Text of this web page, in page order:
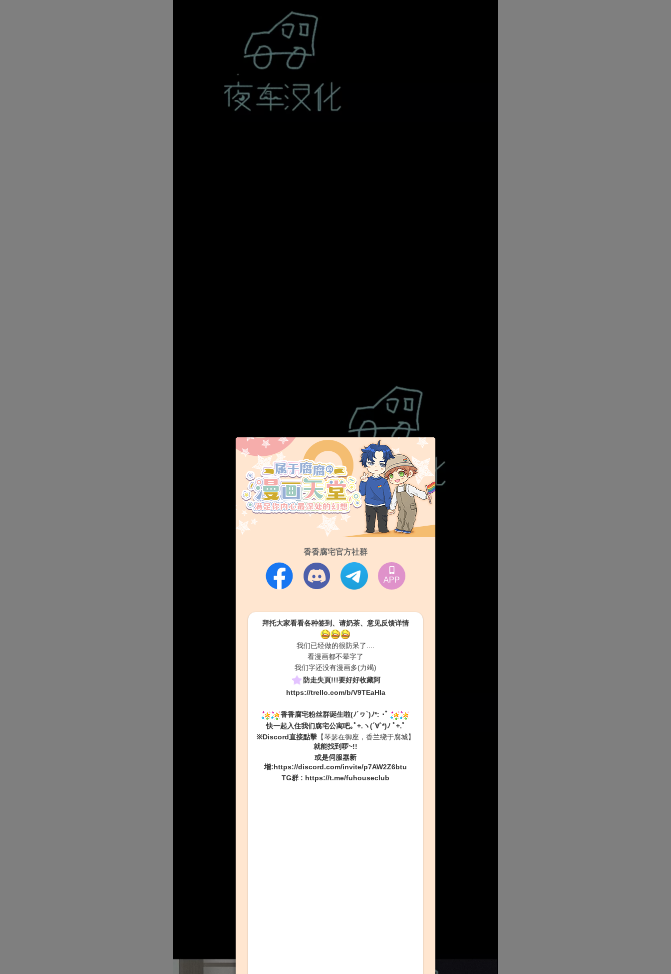
香香腐宅官方社群
APP
拜托大家看看各种签到、请奶茶、意见反馈详情
我们已经做的很防呆了....
看漫画都不晕字了
我们字还没有漫画多(力竭)
防走失頁!!!要好好收藏阿
https://trello.com/b/V9TEaHIa
香香腐宅粉丝群诞生啦(ﾉ´ヮ`)ﾉ*: ･ﾟ
快一起入住我们腐宅公寓吧｡ﾟ+.ヽ(´∀`*)ﾉ ﾟ+.ﾟ
※Discord直接點擊【琴瑟在御座，香兰绕于腐城】
就能找到啰~!!
或是伺服器新
增:https://discord.com/invite/p7AW2Z6btu
TG群 : https://t.me/fuhouseclub